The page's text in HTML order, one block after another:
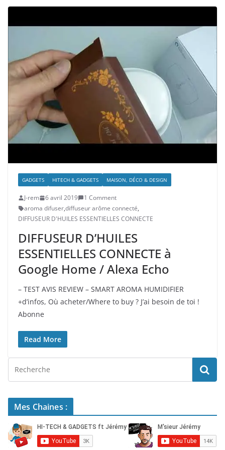
GADGETS HITECH & GADGETS MAISON, DÉCO & DESIGN
J-rem 6 avril 2019
1 Comment
aroma difuser,diffuseur arôme connecté,
DIFFUSEUR D'HUILES ESSENTIELLES CONNECTE
DIFFUSEUR D’HUILES
ESSENTIELLES CONNECTE à
Google Home / Alexa Echo
– TEST AVIS REVIEW – SMART AROMA HUMIDIFIER
+d’infos, Où acheter/Where to buy ? J’ai besoin de toi !
Abonne
Read More
Mes Chaines :